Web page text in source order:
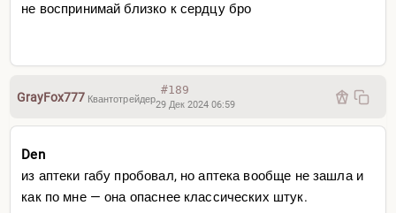
не воспринимай близко к сердцу бро
GrayFox777 Квантотрейдер
#189
29 Дек 2024 06:59
Den
из аптеки габу пробовал, но аптека вообще не зашла и
как по мне — она опаснее классических штук.